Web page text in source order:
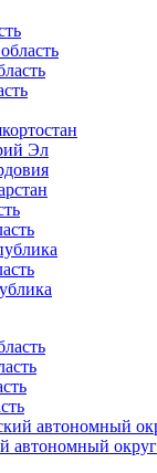
Эл
автономный
автономный округ